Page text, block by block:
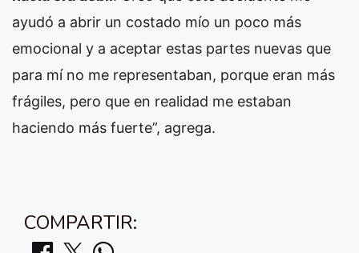
ayudó a abrir un costado mío un poco más
emocional y a aceptar estas partes nuevas que
para mí no me representaban, porque eran más
frágiles, pero que en realidad me estaban
haciendo más fuerte”, agrega.
COMPARTIR: